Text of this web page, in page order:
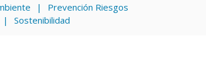
Prevención Riesgos
Sostenibilidad